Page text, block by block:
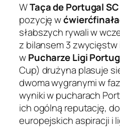
WTaça de Portugal
pozycję w
słabszych rywali w
z bilansem 3 zwycięstw
wPucharze Ligi
Cup) drużyna plasuje
dwoma wygranymi w
wyniki w pucharach
ich ogólną reputację,
europejskich aspiracji i